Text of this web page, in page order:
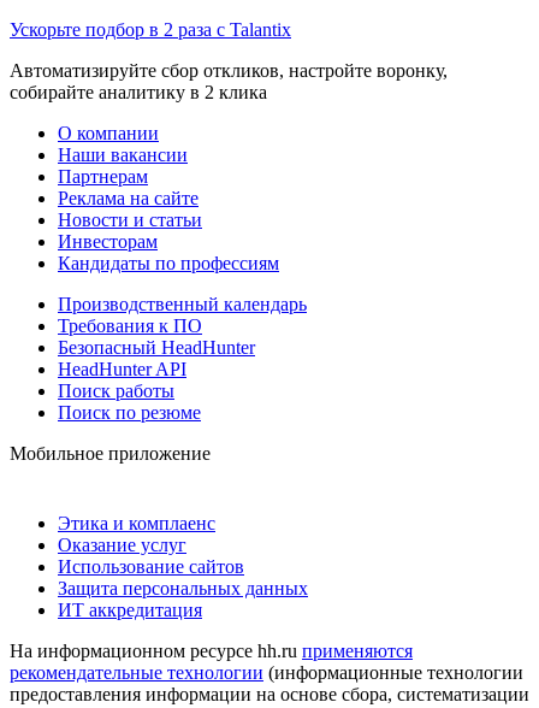
Ускорьте подбор в 2 раза с Talantix
Автоматизируйте сбор откликов, настройте воронку,
собирайте аналитику в 2 клика
О компании
Наши вакансии
Партнерам
Реклама на сайте
Новости и статьи
Инвесторам
Кандидаты по профессиям
Производственный календарь
Требования к ПО
Безопасный HeadHunter
HeadHunter API
Поиск работы
Поиск по резюме
Мобильное приложение
Этика и комплаенс
Оказание услуг
Использование сайтов
Защита персональных данных
ИТ аккредитация
На информационном ресурсе hh.ru применяются
рекомендательные технологии (информационные технологии
предоставления информации на основе сбора, систематизации